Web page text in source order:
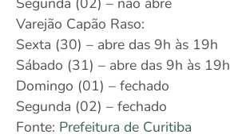
Varejão Capão Raso:
Sexta (30) – abre das 9h às 19h
Sábado (31) – abre das 9h às 19h
Domingo (01) – fechado
Segunda (02) – fechado
Fonte: Prefeitura de Curitiba